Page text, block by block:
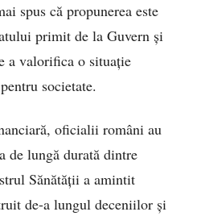
spus că propunerea este
primit de la Guvern și
a valorifica o situație
societate.
oficialii români au
de lungă durată dintre
Sănătății a amintit
de-a lungul deceniilor și